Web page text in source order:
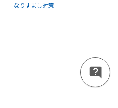
なりすまし対策